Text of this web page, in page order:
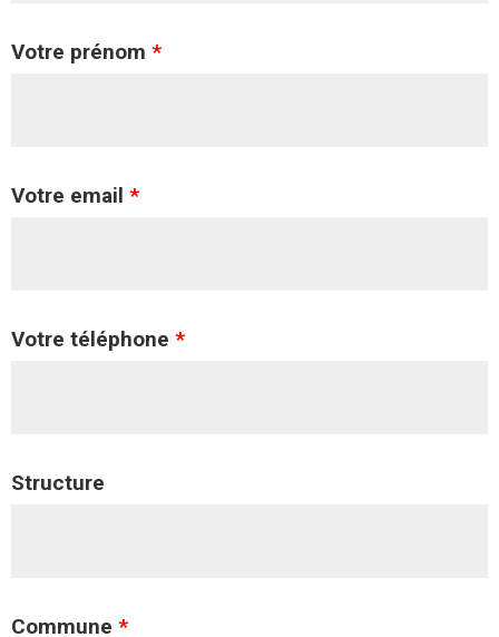
Votre prénom *
Votre email *
Votre téléphone *
Structure
Commune *